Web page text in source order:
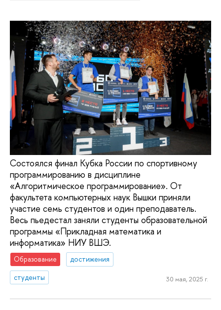
Состоялся финал Кубка России по спортивному
программированию в дисциплине
«Алгоритмическое программирование». От
факультета компьютерных наук Вышки приняли
участие семь студентов и один преподаватель.
Весь пьедестал заняли студенты образовательной
программы «Прикладная математика и
информатика» НИУ ВШЭ.
Образование
достижения
студенты
30 мая, 2025 г.